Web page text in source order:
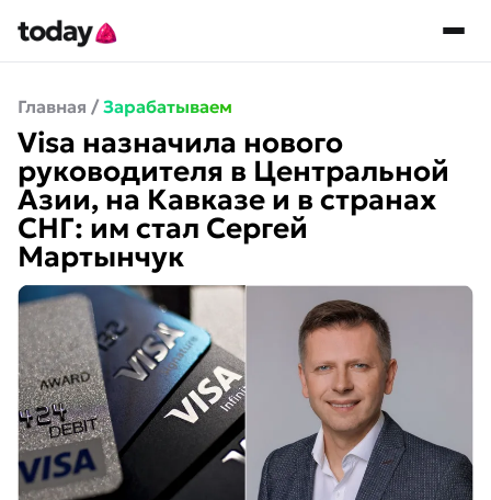
Главная / Зарабатываем
Visa назначила нового
руководителя в Центральной
Азии, на Кавказе и в странах
СНГ: им стал Сергей
Мартынчук